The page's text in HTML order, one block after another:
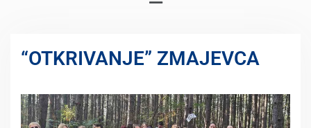
“OTKRIVANJE” ZMAJEVCA